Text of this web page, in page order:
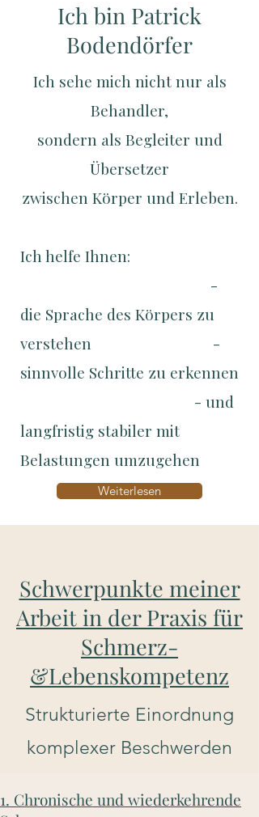
Ich bin Patrick
Bodendörfer
Ich sehe mich nicht nur als
Behandler,
sondern als Begleiter und
Übersetzer
zwischen Körper und Erleben.
Ich helfe Ihnen:
-
die Sprache des Körpers zu
verstehen -
sinnvolle Schritte zu erkennen
- und
langfristig stabiler mit
Belastungen umzugehen
Weiterlesen
Schwerpunkte meiner
Arbeit in der Praxis für
Schmerz-
&Lebenskompetenz
Strukturierte Einordnung
komplexer Beschwerden
1. Chronische und wiederkehrende